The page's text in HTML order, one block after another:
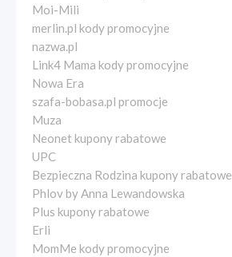
Moi-Mili
merlin.pl kody promocyjne
nazwa.pl
Link4 Mama kody promocyjne
Nowa Era
szafa-bobasa.pl promocje
Muza
Neonet kupony rabatowe
UPC
Bezpieczna Rodzina kupony rabatowe
Phlov by Anna Lewandowska
Plus kupony rabatowe
Erli
MomMe kody promocyjne